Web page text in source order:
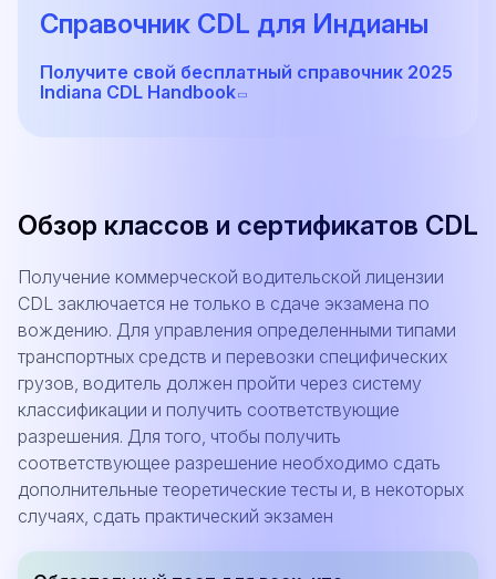
Справочник CDL для Индианы
Получите свой бесплатный справочник 2025
Indiana CDL Handbook
Обзор классов и сертификатов CDL
Получение коммерческой водительской лицензии
CDL заключается не только в сдаче экзамена по
вождению. Для управления определенными типами
транспортных средств и перевозки специфических
грузов, водитель должен пройти через систему
классификации и получить соответствующие
разрешения. Для того, чтобы получить
соответствующее разрешение необходимо сдать
дополнительные теоретические тесты и, в некоторых
случаях, сдать практический экзамен